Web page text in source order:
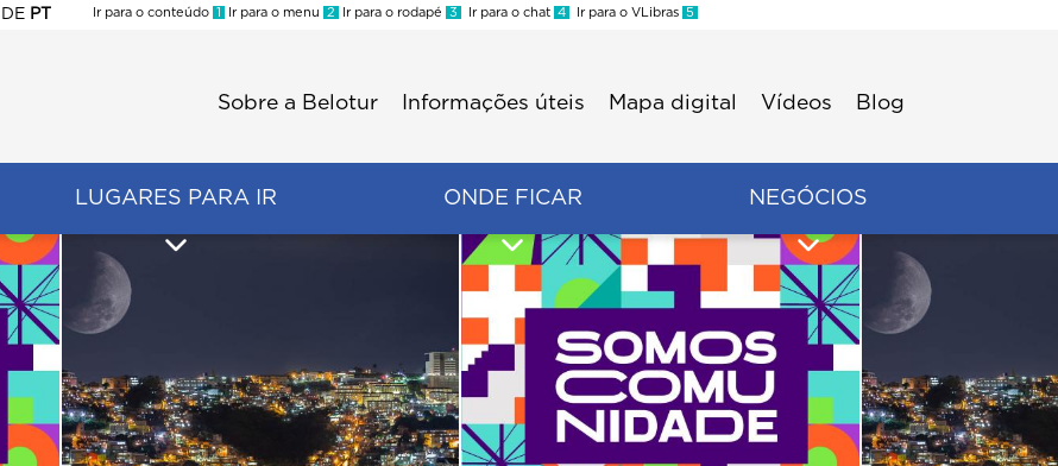
DE PT
Ir para o conteúdo 1 Ir para o menu 2 Ir para o rodapé 3 Ir para o chat 4 Ir para o VLibras 5
Sobre a Belotur Informações úteis Mapa digital Vídeos Blog
LUGARES PARA IR ONDE FICAR NEGÓCIOS